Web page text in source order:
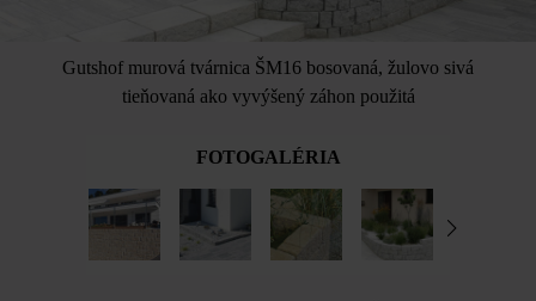
Gutshof murová tvárnica ŠM16 bosovaná, žulovo sivá
tieňovaná ako vyvýšený záhon použitá
FOTOGALÉRIA